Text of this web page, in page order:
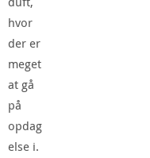
hvor
der er
meget
at gå
på
opdag
else i.